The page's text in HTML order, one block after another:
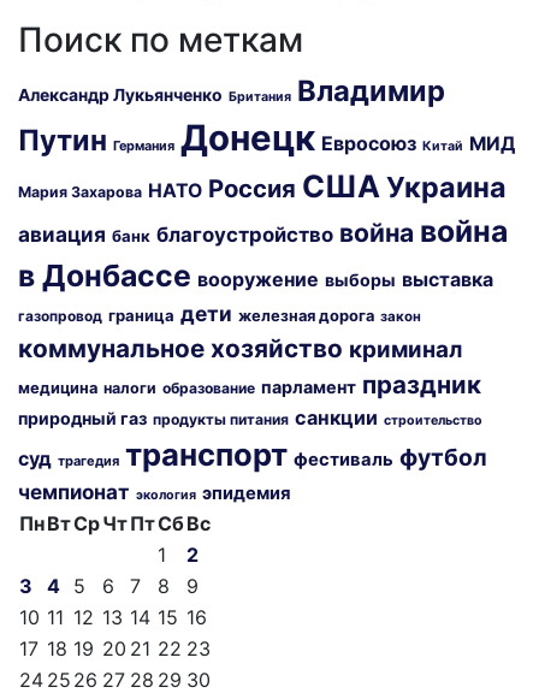
Поиск по меткам
Александр Лукьянченко Британия Владимир
Путин Германия Донецк Евросоюз Китай МИД
Мария Захарова НАТО Россия США Украина
авиация банк благоустройство война война
в Донбассе вооружение выборы выставка
газопровод граница дети железная дорога закон
коммунальное хозяйство криминал
медицина налоги образование парламент праздник
природный газ продукты питания санкции строительство
суд трагедия транспорт фестиваль футбол
чемпионат экология эпидемия
ПнВтСрЧтПтСбВс
1
2
3
4 5 6 7 8
9
10 11 12 13 14 15 16
17 18 19 20 21 22 23
24 25 26 27 28 29 30